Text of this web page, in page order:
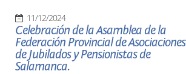
11/12/2024
Celebración de la Asamblea de la
Federación Provincial de Asociaciones
de Jubilados y Pensionistas de
Salamanca.